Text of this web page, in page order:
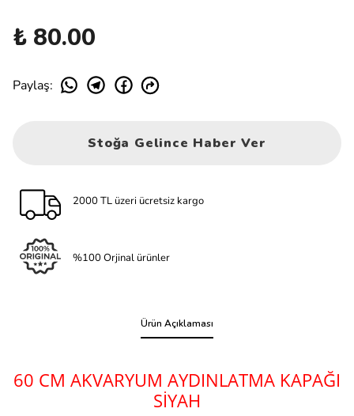
₺ 80.00
Paylaş:
Stoğa Gelince Haber Ver
2000 TL üzeri ücretsiz kargo
%100 Orjinal ürünler
Ürün Açıklaması
60 CM AKVARYUM AYDINLATMA KAPAĞI
SİYAH